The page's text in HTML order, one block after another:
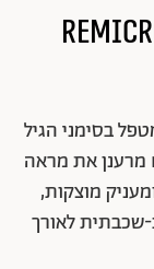
בסימני הגיל
מרענן את מראה
מוצקות,
שכבתית לאורך